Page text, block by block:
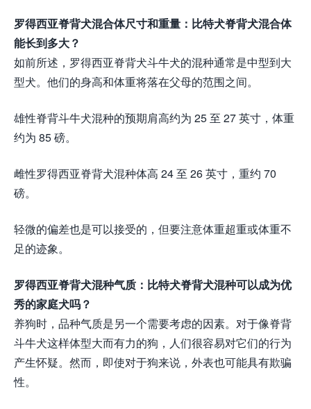
罗得西亚脊背犬混合体尺寸和重量：比特犬脊背犬混合体
能长到多大？
如前所述，罗得西亚脊背犬斗牛犬的混种通常是中型到大
型犬。他们的身高和体重将落在父母的范围之间。
雄性脊背斗牛犬混种的预期肩高约为 25 至 27 英寸，体重
约为 85 磅。
雌性罗得西亚脊背犬混种体高 24 至 26 英寸，重约 70
磅。
轻微的偏差也是可以接受的，但要注意体重超重或体重不
足的迹象。
罗得西亚脊背犬混种气质：比特犬脊背犬混种可以成为优
秀的家庭犬吗？
养狗时，品种气质是另一个需要考虑的因素。对于像脊背
斗牛犬这样体型大而有力的狗，人们很容易对它们的行为
产生怀疑。然而，即使对于狗来说，外表也可能具有欺骗
性。